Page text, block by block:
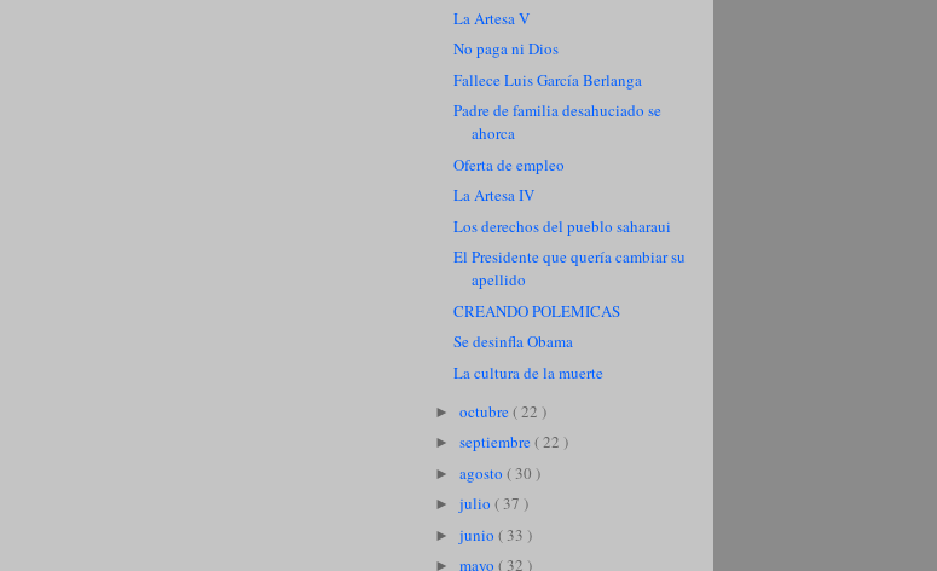
La Artesa V
No paga ni Dios
Fallece Luis García Berlanga
Padre de familia desahuciado se
ahorca
Oferta de empleo
La Artesa IV
Los derechos del pueblo saharaui
El Presidente que quería cambiar su
apellido
CREANDO POLEMICAS
Se desinfla Obama
La cultura de la muerte
► octubre( 22 )
► septiembre( 22 )
► agosto ( 30 )
► julio ( 37 )
► junio ( 33 )
► mayo ( 32 )